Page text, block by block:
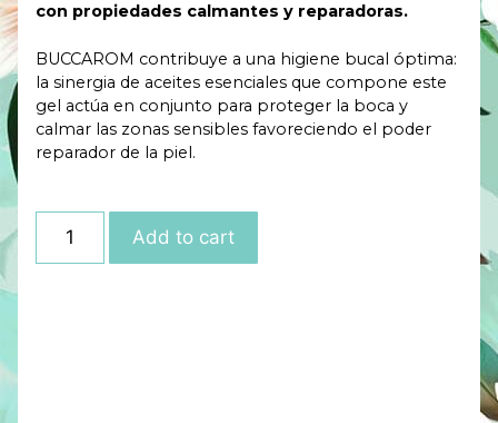
con propiedades calmantes y reparadoras.
BUCCAROM contribuye a una higiene bucal óptima:
la sinergia de aceites esenciales que compone este
gel actúa en conjunto para proteger la boca y
calmar las zonas sensibles favoreciendo el poder
reparador de la piel.
Add to cart